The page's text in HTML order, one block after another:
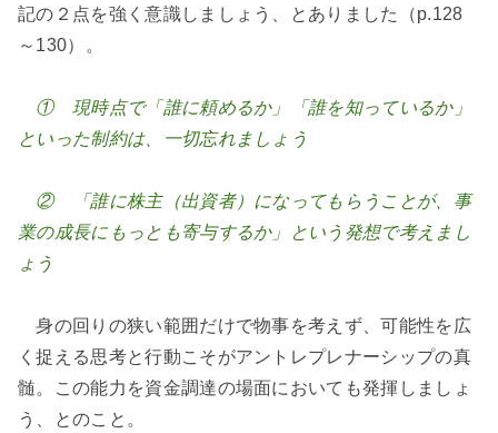
記の２点を強く意識しましょう、とありました（p.128
～130）。
① 現時点で「誰に頼めるか」「誰を知っているか」
といった制約は、一切忘れましょう
② 「誰に株主（出資者）になってもらうことが、事
業の成長にもっとも寄与するか」という発想で考えまし
ょう
身の回りの狭い範囲だけで物事を考えず、可能性を広
く捉える思考と行動こそがアントレプレナーシップの真
髄。この能力を資金調達の場面においても発揮しましょ
う、とのこと。